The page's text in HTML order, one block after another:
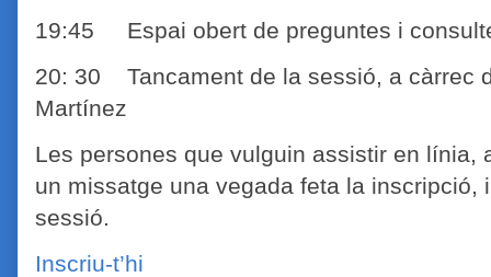
19:45 Espai obert de preguntes i
20: 30 Tancament de la sessió, a càrrec
Martínez
Les persones que vulguin assistir en línia,
un missatge una vegada feta la inscripció,
sessió.
Inscriu-t’hi